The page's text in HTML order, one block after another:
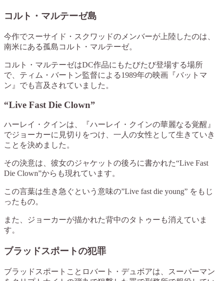
コルト・マルテーゼ島
今作でスーサイド・スクワッドのメンバーが上陸したのは、
南米にある孤島コルト・マルテーゼ。
コルト・マルテーゼはDC作品にもたびたび登場する場所
で、ティム・バートン監督による1989年の映画『バットマ
ン』でも言及されていました。
“Live Fast Die Clown”
ハーレイ・クインは、『ハーレイ・クインの華麗なる覚醒』
でジョーカーに見切りをつけ、一人の女性として生きていき
ことを決めました。
その決意は、彼女のジャケットの後ろに書かれた“Live Fast
Die Clown”からも現れています。
この言葉は生き急ぐという意味の”Live fast die young” をもじ
ったもの。
また、ジョーカーが描かれた背中のタトゥーも消えていま
す。
ブラッドスポートの犯罪
ブラッドスポートことロバート・デュボアは、スーパーマン